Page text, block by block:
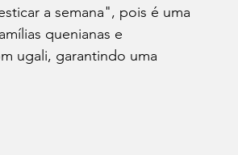
a semana", pois é uma
quenianas e
ugali, garantindo uma